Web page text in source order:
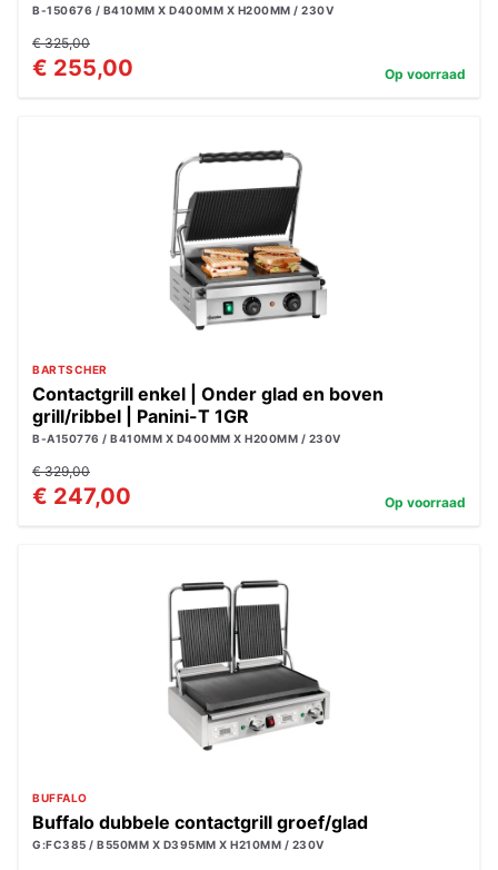
B-150676 / B410MM X D400MM X H200MM / 230V
€ 325,00
€ 255,00 Op voorraad
BARTSCHER
Contactgrill enkel | Onder glad en boven
grill/ribbel | Panini-T 1GR
B-A150776 / B410MM X D400MM X H200MM / 230V
€ 329,00
€ 247,00 Op voorraad
BUFFALO
Buffalo dubbele contactgrill groef/glad
G:FC385 / B550MM X D395MM X H210MM / 230V